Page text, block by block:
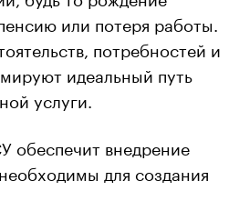
или потеря работы.
потребностей и
идеальный путь
услуги.
обеспечит внедрение
для создания